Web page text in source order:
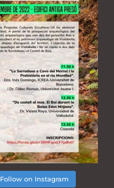
Follow on Instagram